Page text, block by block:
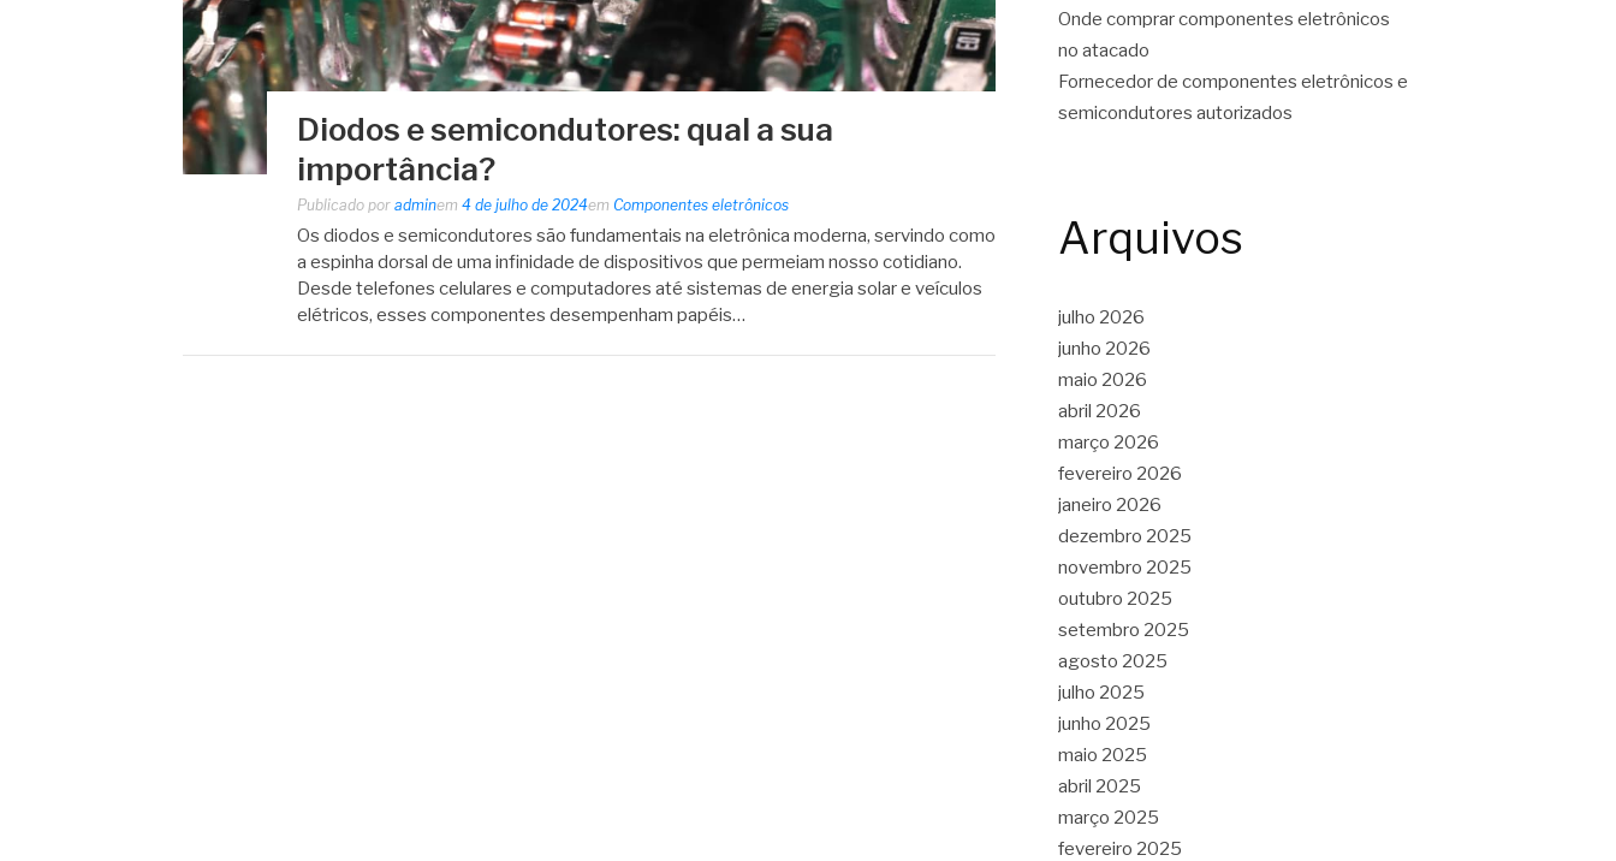
Diodos e semicondutores: qual a sua
importância?
Publicado por adminem 4 de julho de 2024em Componentes eletrônicos
Os diodos e semicondutores são fundamentais na eletrônica moderna, servindo como
a espinha dorsal de uma infinidade de dispositivos que permeiam nosso cotidiano.
Desde telefones celulares e computadores até sistemas de energia solar e veículos
elétricos, esses componentes desempenham papéis…
Onde comprar componentes eletrônicos
no atacado
Fornecedor de componentes eletrônicos e
semicondutores autorizados
Arquivos
julho 2026
junho 2026
maio 2026
abril 2026
março 2026
fevereiro 2026
janeiro 2026
dezembro 2025
novembro 2025
outubro 2025
setembro 2025
agosto 2025
julho 2025
junho 2025
maio 2025
abril 2025
março 2025
fevereiro 2025